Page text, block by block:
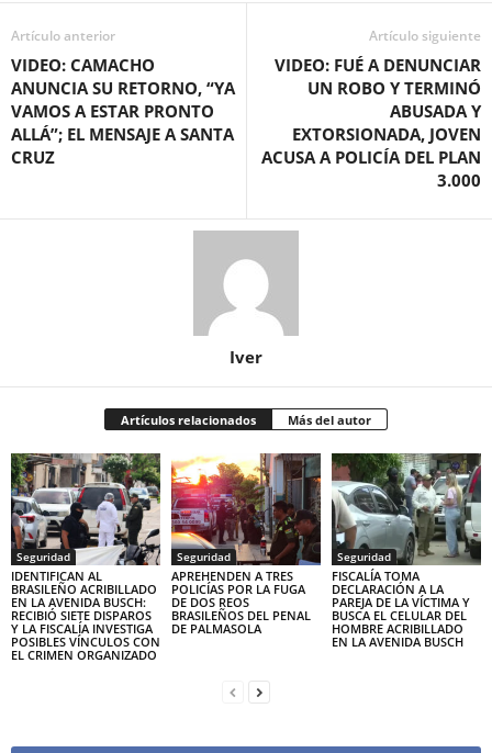
Artículo anterior
VIDEO: CAMACHO
ANUNCIA SU RETORNO, “YA
VAMOS A ESTAR PRONTO
ALLÁ”; EL MENSAJE A SANTA
CRUZ
Artículo siguiente
VIDEO: FUÉ A DENUNCIAR
UN ROBO Y TERMINÓ
ABUSADA Y
EXTORSIONADA, JOVEN
ACUSA A POLICÍA DEL PLAN
3.000
Iver
Artículos relacionados Más del autor
Seguridad
IDENTIFICAN AL
BRASILEÑO ACRIBILLADO
EN LA AVENIDA BUSCH:
RECIBIÓ SIETE DISPAROS
Y LA FISCALÍA INVESTIGA
POSIBLES VÍNCULOS CON
EL CRIMEN ORGANIZADO
Seguridad
APREHENDEN A TRES
POLICÍAS POR LA FUGA
DE DOS REOS
BRASILEÑOS DEL PENAL
DE PALMASOLA
Seguridad
FISCALÍA TOMA
DECLARACIÓN A LA
PAREJA DE LA VÍCTIMA Y
BUSCA EL CELULAR DEL
HOMBRE ACRIBILLADO
EN LA AVENIDA BUSCH